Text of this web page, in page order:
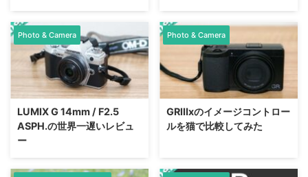
Photo & Camera
LUMIX G 14mm / F2.5
ASPH.の世界一遅いレビュ
ー
Photo & Camera
GRⅢxのイメージコントロー
ルを猫で比較してみた